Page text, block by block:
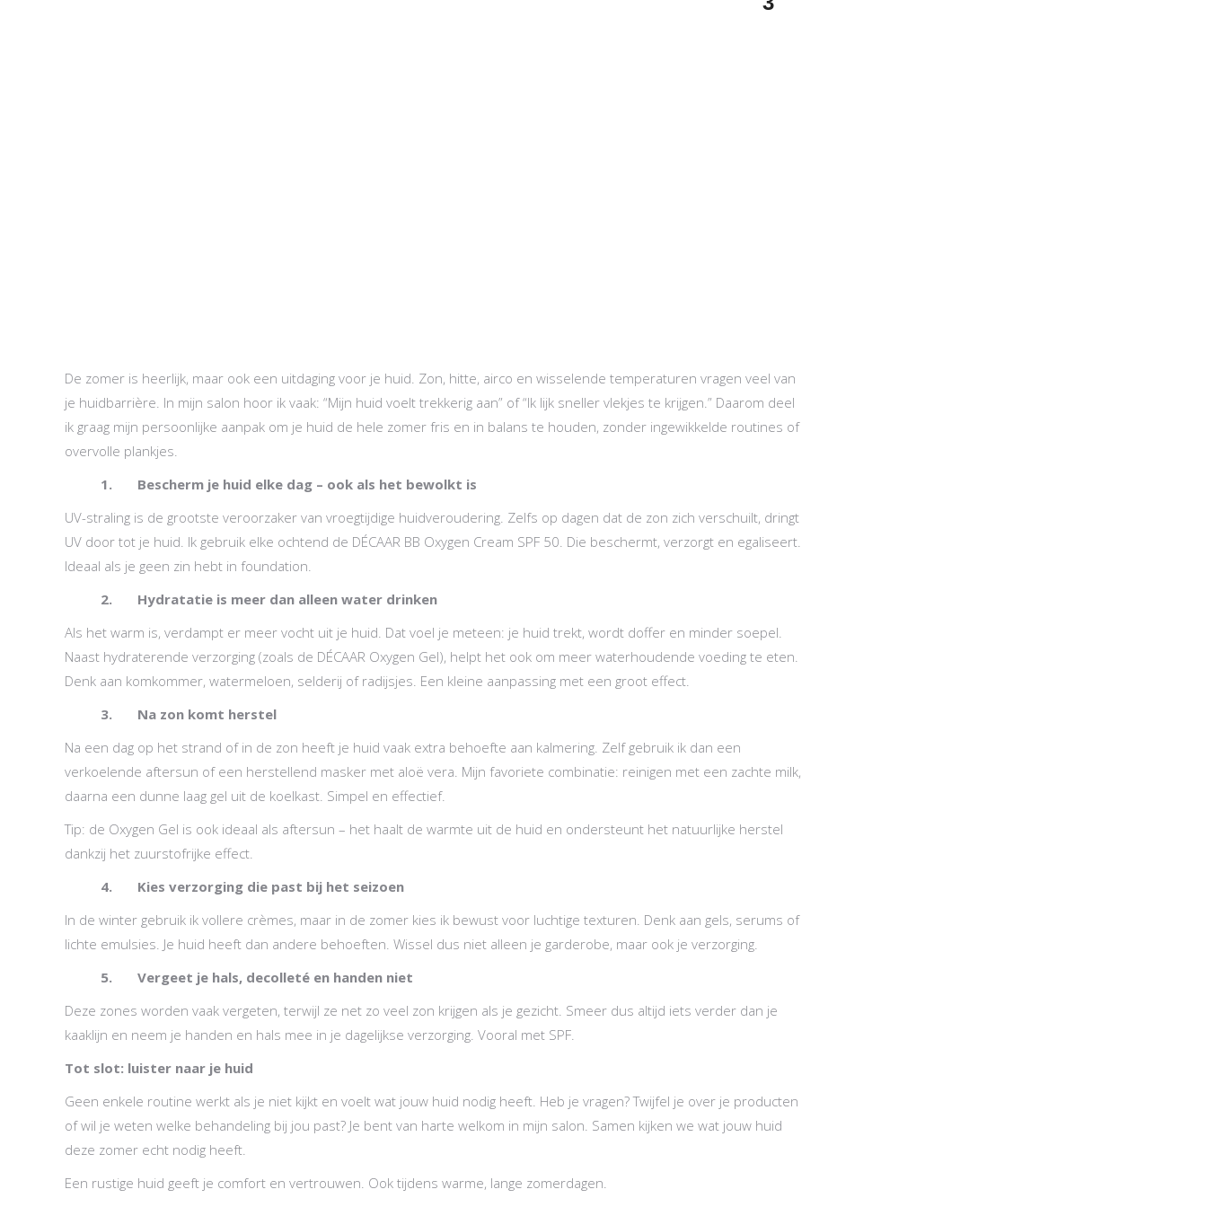
De zomer is heerlijk, maar ook een uitdaging voor je huid. Zon, hitte, airco en wisselende temperaturen vragen veel van
je huidbarrière. In mijn salon hoor ik vaak: “Mijn huid voelt trekkerig aan” of “Ik lijk sneller vlekjes te krijgen.” Daarom deel
ik graag mijn persoonlijke aanpak om je huid de hele zomer fris en in balans te houden, zonder ingewikkelde routines of
overvolle plankjes.
1. Bescherm je huid elke dag – ook als het bewolkt is
UV-straling is de grootste veroorzaker van vroegtijdige huidveroudering. Zelfs op dagen dat de zon zich verschuilt, dringt
UV door tot je huid. Ik gebruik elke ochtend de DÉCAAR BB Oxygen Cream SPF 50. Die beschermt, verzorgt en egaliseert.
Ideaal als je geen zin hebt in foundation.
2. Hydratatie is meer dan alleen water drinken
Als het warm is, verdampt er meer vocht uit je huid. Dat voel je meteen: je huid trekt, wordt doffer en minder soepel.
Naast hydraterende verzorging (zoals de DÉCAAR Oxygen Gel), helpt het ook om meer waterhoudende voeding te eten.
Denk aan komkommer, watermeloen, selderij of radijsjes. Een kleine aanpassing met een groot effect.
3. Na zon komt herstel
Na een dag op het strand of in de zon heeft je huid vaak extra behoefte aan kalmering. Zelf gebruik ik dan een
verkoelende aftersun of een herstellend masker met aloë vera. Mijn favoriete combinatie: reinigen met een zachte milk,
daarna een dunne laag gel uit de koelkast. Simpel en effectief.
Tip: de Oxygen Gel is ook ideaal als aftersun – het haalt de warmte uit de huid en ondersteunt het natuurlijke herstel
dankzij het zuurstofrijke effect.
4. Kies verzorging die past bij het seizoen
In de winter gebruik ik vollere crèmes, maar in de zomer kies ik bewust voor luchtige texturen. Denk aan gels, serums of
lichte emulsies. Je huid heeft dan andere behoeften. Wissel dus niet alleen je garderobe, maar ook je verzorging.
5. Vergeet je hals, decolleté en handen niet
Deze zones worden vaak vergeten, terwijl ze net zo veel zon krijgen als je gezicht. Smeer dus altijd iets verder dan je
kaaklijn en neem je handen en hals mee in je dagelijkse verzorging. Vooral met SPF.
Tot slot: luister naar je huid
Geen enkele routine werkt als je niet kijkt en voelt wat jouw huid nodig heeft. Heb je vragen? Twijfel je over je producten
of wil je weten welke behandeling bij jou past? Je bent van harte welkom in mijn salon. Samen kijken we wat jouw huid
deze zomer echt nodig heeft.
Een rustige huid geeft je comfort en vertrouwen. Ook tijdens warme, lange zomerdagen.